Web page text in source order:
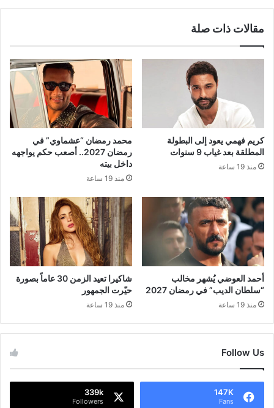
مقالات ذات صلة
كريم فهمي يعود إلى البطولة
المطلقة بعد غياب 9 سنوات
منذ 19 ساعة
محمد رمضان “عشماوي” في
رمضان 2027.. أصعب حكم يواجهه
داخل بيته
منذ 19 ساعة
أحمد العوضي يُشهر مخالب
“سلطان الديب” في رمضان 2027
منذ 19 ساعة
شاكيرا تعيد الزمن 30 عاماً بصورة
حيّرت الجمهور
منذ 19 ساعة
Follow Us
147K
Fans
339k
Followers